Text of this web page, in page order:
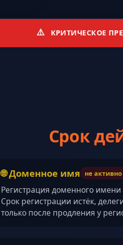
⚠️ КРИТИЧЕСКОЕ
Срок
🌐 Доменное имя не активно
Регистрация доменного имени
Срок регистрации истёк,
только после продления у